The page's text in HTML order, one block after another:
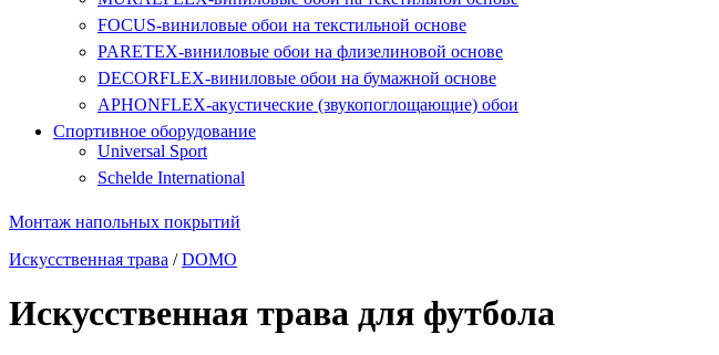
FOCUS-виниловые обои на текстильной основе
PARETEX-виниловые обои на флизелиновой основе
DECORFLEX-виниловые обои на бумажной основе
APHONFLEX-акустические (звукопоглощающие) обои
Спортивное оборудование
Universal Sport
Schelde International
Монтаж напольных покрытий
Искусственная трава /DOMO
Искусственная трава для футбола